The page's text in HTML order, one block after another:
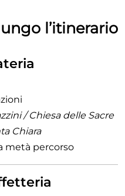
l’itinerario
/ Chiesa delle Sacre
Chiara
metà percorso